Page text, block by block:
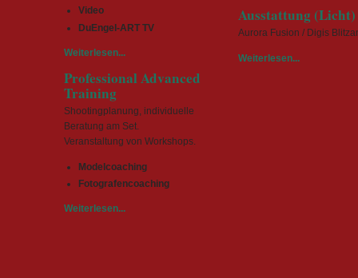
Video
DuEngel-ART TV
Weiterlesen...
Professional Advanced
Training
Shootingplanung, individuelle
Beratung am Set.
Veranstaltung von Workshops.
Modelcoaching
Fotografencoaching
Weiterlesen...
Ausstattung (Licht)
Aurora Fusion / Digis
Weiterlesen...